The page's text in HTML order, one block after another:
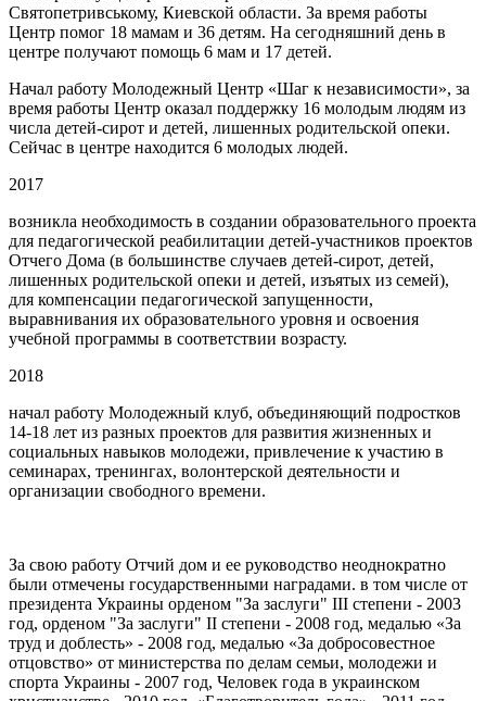
Святопетривському, Киевской области. За время работы
Центр помог 18 мамам и 36 детям. На сегодняшний день в
центре получают помощь 6 мам и 17 детей.
Начал работу Молодежный Центр «Шаг к независимости», за
время работы Центр оказал поддержку 16 молодым людям из
числа детей-сирот и детей, лишенных родительской опеки.
Сейчас в центре находится 6 молодых людей.
2017
возникла необходимость в создании образовательного проекта
для педагогической реабилитации детей-участников проектов
Отчего Дома (в большинстве случаев детей-сирот, детей,
лишенных родительской опеки и детей, изъятых из семей),
для компенсации педагогической запущенности,
выравнивания их образовательного уровня и освоения
учебной программы в соответствии возрасту.
2018
начал работу Молодежный клуб, объединяющий подростков
14-18 лет из разных проектов для развития жизненных и
социальных навыков молодежи, привлечение к участию в
семинарах, тренингах, волонтерской деятельности и
организации свободного времени.
За свою работу Отчий дом и ее руководство неоднократно
были отмечены государственными наградами. в том числе от
президента Украины орденом "За заслуги" III степени - 2003
год, орденом "За заслуги" II степени - 2008 год, медалью «За
труд и доблесть» - 2008 год, медалью «За добросовестное
отцовство» от министерства по делам семьи, молодежи и
спорта Украины - 2007 год, Человек года в украинском